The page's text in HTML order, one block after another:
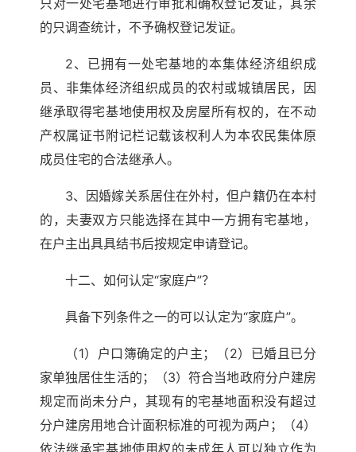
只对一处宅基地进行审批和确权登记发证，其余
的只调查统计，不予确权登记发证。
2、已拥有一处宅基地的本集体经济组织成
员、非集体经济组织成员的农村或城镇居民，因
继承取得宅基地使用权及房屋所有权的，在不动
产权属证书附记栏记载该权利人为本农民集体原
成员住宅的合法继承人。
3、因婚嫁关系居住在外村，但户籍仍在本村
的，夫妻双方只能选择在其中一方拥有宅基地，
在户主出具具结书后按规定申请登记。
十二、如何认定“家庭户”？
具备下列条件之一的可以认定为“家庭户”。
（1）户口簿确定的户主；（2）已婚且已分
家单独居住生活的；（3）符合当地政府分户建房
规定而尚未分户，其现有的宅基地面积没有超过
分户建房用地合计面积标准的可视为两户；（4）
依法继承宅基地使用权的未成年人可以独立作为